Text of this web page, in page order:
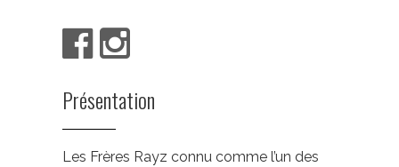
Présentation
Les Frères Rayz connu comme l’un des